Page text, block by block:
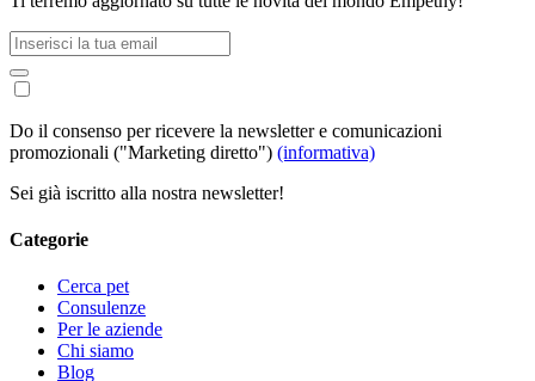
Do il consenso per ricevere la newsletter e comunicazioni
promozionali ("Marketing diretto") (informativa)
Sei già iscritto alla nostra newsletter!
Categorie
Cerca pet
Consulenze
Per le aziende
Chi siamo
Blog